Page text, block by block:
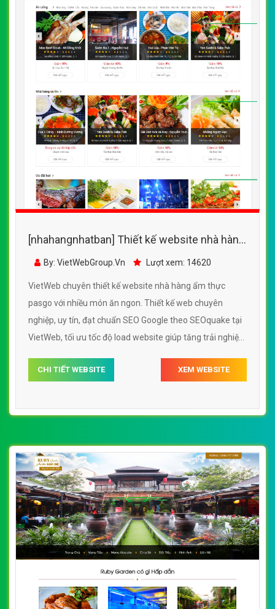
[nhahangnhatban] Thiết kế website nhà hàng
ẩm thực pasgo đẹp SEO nhanh hiệu quả
By: VietWebGroup.Vn Lượt xem: 14620
VietWeb chuyên thiết kế website nhà hàng ẩm thực
pasgo với nhiều món ăn ngon. Thiết kế web chuyên
nghiệp, uy tín, đạt chuẩn SEO Google theo SEOquake tại
VietWeb, tối ưu tốc độ load website giúp tăng trải nghiệm
CHI TIẾT WEBSITE XEM WEBSITE